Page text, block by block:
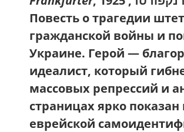
Повесть о трагедии
гражданской войны и
Украине. Герой —
идеалист, который
массовых репрессий и
страницах ярко показан
еврейской